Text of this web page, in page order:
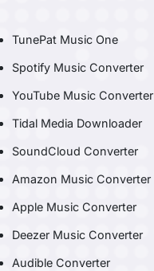
TunePat Music One
Spotify Music Converter
YouTube Music Converter
Tidal Media Downloader
SoundCloud Converter
Amazon Music Converter
Apple Music Converter
Deezer Music Converter
Audible Converter